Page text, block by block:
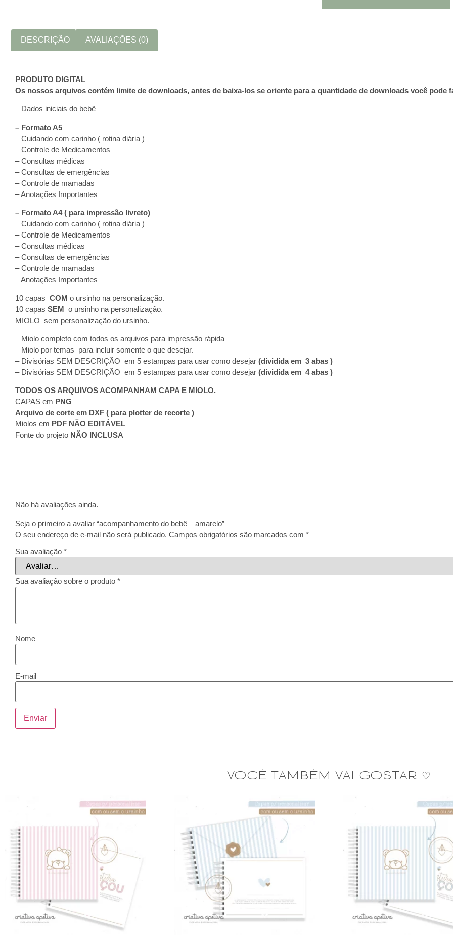
DESCRIÇÃO AVALIAÇÕES (0)
PRODUTO DIGITAL
Os nossos arquivos contém limite de downloads, antes de baixa-los se oriente para a quantidade de downloads você pode
– Dados iniciais do bebê
– Formato A5
– Cuidando com carinho ( rotina diária )
– Controle de Medicamentos
– Consultas médicas
– Consultas de emergências
– Controle de mamadas
– Anotações Importantes
– Formato A4 ( para impressão livreto)
– Cuidando com carinho ( rotina diária )
– Controle de Medicamentos
– Consultas médicas
– Consultas de emergências
– Controle de mamadas
– Anotações Importantes
10 capas COM o ursinho na personalização.
10 capas SEM o ursinho na personalização.
MIOLO sem personalização do ursinho.
– Miolo completo com todos os arquivos para impressão rápida
– Miolo por temas para incluir somente o que desejar.
– Divisórias SEM DESCRIÇÃO em 5 estampas para usar como desejar (dividida em 3 abas )
– Divisórias SEM DESCRIÇÃO em 5 estampas para usar como desejar (dividida em 4 abas )
TODOS OS ARQUIVOS ACOMPANHAM CAPA E MIOLO.
CAPAS em PNG
Arquivo de corte em DXF ( para plotter de recorte )
Miolos em PDF NÃO EDITÁVEL
Fonte do projeto NÃO INCLUSA
Não há avaliações ainda.
Seja o primeiro a avaliar “acompanhamento do bebê – amarelo”
O seu endereço de e-mail não será publicado. Campos obrigatórios são marcados com *
Sua avaliação *
Sua avaliação sobre o produto *
Nome
E-mail
VOCÊ TAMBÉM VAI GOSTAR ♡